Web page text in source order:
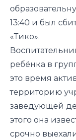
13:40 и был
«Тико».
ребёнка в
это время
территорию
заведующей
этого она
срочно